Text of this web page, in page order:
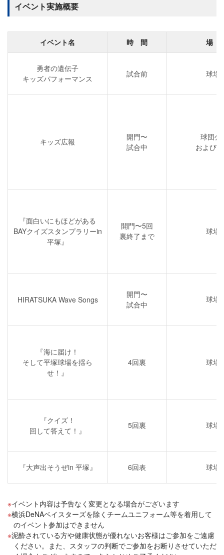
イベント実施概要
イベント名 時 間 場
勇者の遺伝子
キッズパフォーマンス
試合前 球場
キッズ広報
開門〜
試合中
球団公
および
『面白いにもほどがある
BAYクイズスタンプラリーin
平塚』
開門〜5回
裏終了まで
球場
HIRATSUKA Wave Songs
開門〜
試合中
球場
『海に届け！
そして平塚球場を揺ら
せ！』
4回裏 球場
『クイズ！
回して答えて！』
5回裏 球場
『大声出そうぜin 平塚』 6回表 球場
イベント内容は予告なく変更となる場合がございます
横浜DeNAベイスターズを除くチームユニフォーム等を着用して
のイベント参加はできません
泥酔されている方や健康状態が優れないお客様はご参加をご遠慮
ください。また、スタッフの判断でご参加をお断りさせていただ